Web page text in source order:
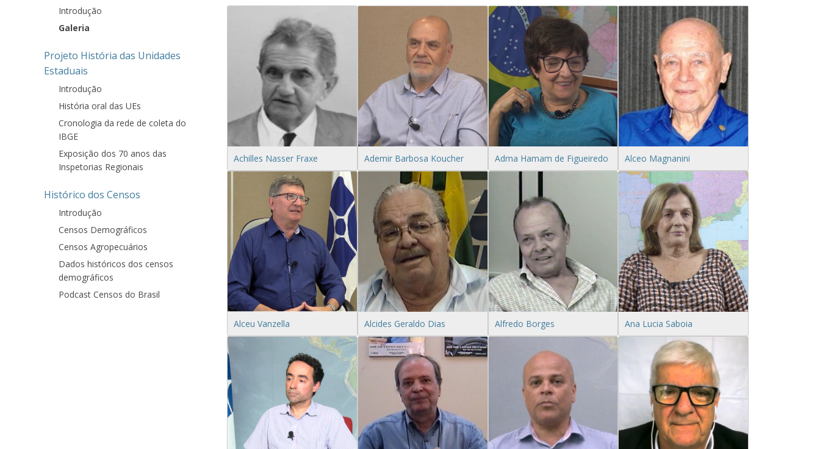
Introdução
Galeria
Projeto História das Unidades
Estaduais
Introdução
História oral das UEs
Cronologia da rede de coleta do
IBGE
Exposição dos 70 anos das
Inspetorias Regionais
Histórico dos Censos
Introdução
Censos Demográficos
Censos Agropecuários
Dados históricos dos censos
demográficos
Podcast Censos do Brasil
Achilles Nasser Fraxe Ademir Barbosa Koucher Adma Hamam de Figueiredo Alceo Magnanini
Alceu Vanzella Alcides Geraldo Dias Alfredo Borges Ana Lucia Saboia